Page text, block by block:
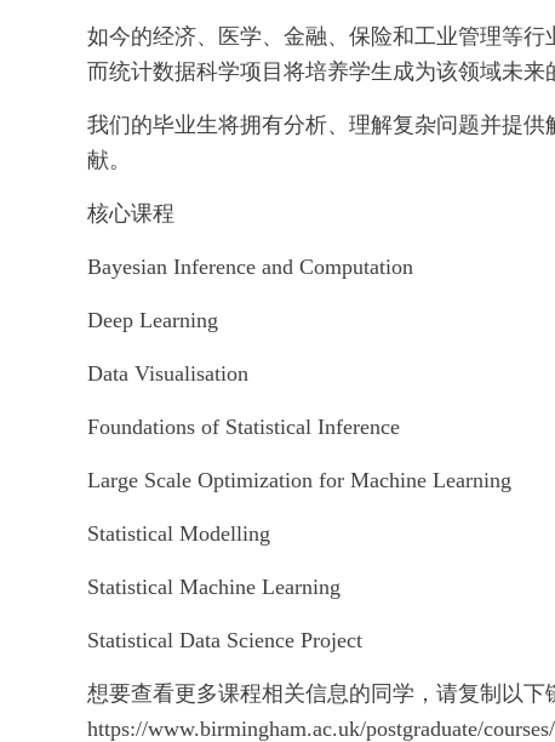
如今的经济、医学、金融、保险和工业管理等
而统计数据科学项目将培养学生成为该领域未来
我们的毕业生将拥有分析、理解复杂问题并提
献。
核心课程
Bayesian Inference and Computation
Deep Learning
Data Visualisation
Foundations of Statistical Inference
Large Scale Optimization for Machine Learning
Statistical Modelling
Statistical Machine Learning
Statistical Data Science Project
想要查看更多课程相关信息的同学，请复制以下
https://www.birmingham.ac.uk/postgraduate/